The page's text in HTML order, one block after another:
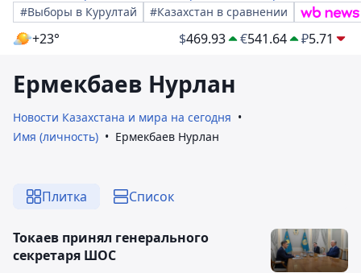
#Выборы в Курултай
#Казахстан в сравнении
+23° $469.93 €541.64 ₽5.71
Ермекбаев Нурлан
Новости Казахстана и мира на сегодня
Имя (личность)
Ермекбаев Нурлан
Плитка Список
Токаев принял генерального
секретаря ШОС